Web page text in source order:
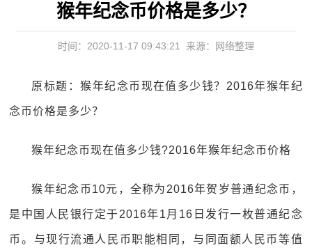
猴年纪念币价格是多少？
时间：2020-11-17 09:43:21 来源：网络整理
原标题：猴年纪念币现在值多少钱？2016年猴年纪
念币价格是多少？
猴年纪念币现在值多少钱?2016年猴年纪念币价格
猴年纪念币10元，全称为2016年贺岁普通纪念币，
是中国人民银行定于2016年1月16日发行一枚普通纪念
币。与现行流通人民币职能相同，与同面额人民币等值